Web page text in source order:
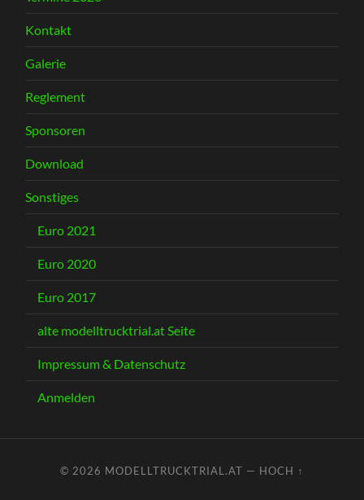
Kontakt
Galerie
Reglement
Sponsoren
Download
Sonstiges
Euro 2021
Euro 2020
Euro 2017
alte modelltrucktrial.at Seite
Impressum & Datenschutz
Anmelden
© 2026 MODELLTRUCKTRIAL.AT — HOCH ↑